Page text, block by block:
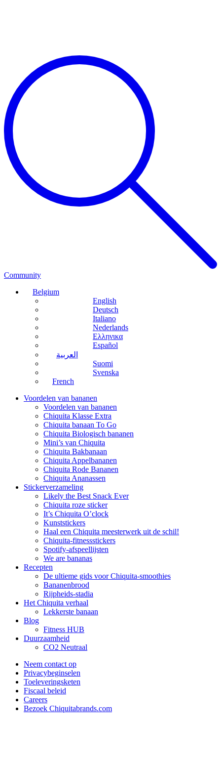
Community
Belgium
English
Deutsch
Italiano
Nederlands
Ελληνικα
Español
العربية
Suomi
Svenska
French
Voordelen van bananen
Voordelen van bananen
Chiquita Klasse Extra
Chiquita banaan To Go
Chiquita Biologisch bananen
Mini’s van Chiquita
Chiquita Bakbanaan
Chiquita Appelbananen
Chiquita Rode Bananen
Chiquita Ananassen
Stickerverzameling
Likely the Best Snack Ever
Chiquita roze sticker
It’s Chiquita O’clock
Kunststickers
Haal een Chiquita meesterwerk uit de schil!
Chiquita-fitnessstickers
Spotify-afspeellijsten
We are bananas
Recepten
De ultieme gids voor Chiquita-smoothies
Bananenbrood
Rijpheids-stadia
Het Chiquita verhaal
Lekkerste banaan
Blog
Fitness HUB
Duurzaamheid
CO2 Neutraal
Neem contact op
Privacybeginselen
Toeleveringsketen
Fiscaal beleid
Careers
Bezoek Chiquitabrands.com